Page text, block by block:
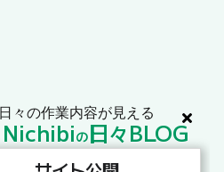
日々の作業内容が見える
Nichibiの日々BLOG